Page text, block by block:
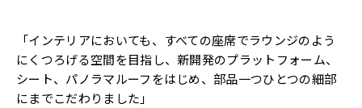
「インテリアにおいても、すべての座席でラウンジのよう
にくつろげる空間を目指し、新開発のプラットフォーム、
シート、パノラマルーフをはじめ、部品一つひとつの細部
にまでこだわりました」